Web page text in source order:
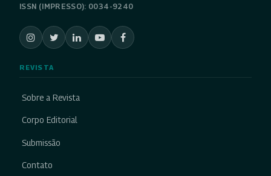
ISSN (IMPRESSO): 0034-9240
REVISTA
Sobre a Revista
Corpo Editorial
Submissão
Contato